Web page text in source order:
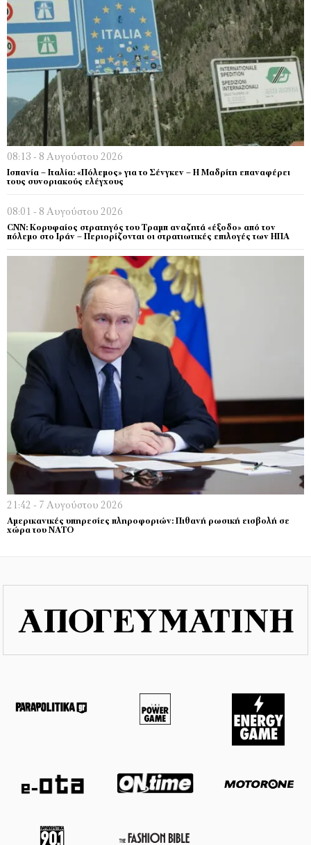
08:13 - 8 Αυγούστου 2026
Ισπανία – Ιταλία: «Πόλεμος» για το Σένγκεν – Η Μαδρίτη επαναφέρει
τους συνοριακούς ελέγχους
08:01 - 8 Αυγούστου 2026
CNN: Κορυφαίος στρατηγός του Τραμπ αναζητά «έξοδο» από τον
πόλεμο στο Ιράν – Περιορίζονται οι στρατιωτικές επιλογές των ΗΠΑ
21:42 - 7 Αυγούστου 2026
Αμερικανικές υπηρεσίες πληροφοριών: Πιθανή ρωσική εισβολή σε
χώρα του ΝΑΤΟ